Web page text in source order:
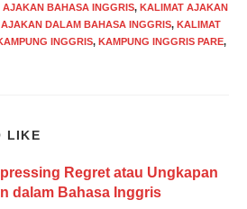
BAHASA INGGRIS, KALIMAT AJAKAN
DALAM BAHASA INGGRIS, KALIMAT
INGGRIS, KAMPUNG INGGRIS PARE,
LIKE
Regret atau Ungkapan
dalam Bahasa Inggris